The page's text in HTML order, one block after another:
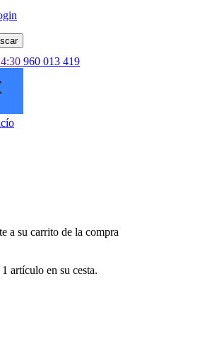
960 013 419
a su carrito de la compra
artículo en su cesta.